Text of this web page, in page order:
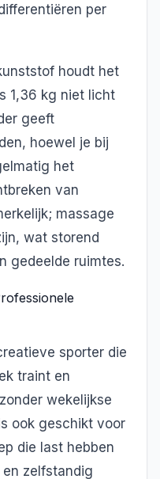
per
houdt het
1,36 kg niet licht
geeft
hoewel je bij
het
van
massage
wat storend
gedeelde ruimtes.
sporter die
traint en
wekelijkse
ook geschikt voor
die last hebben
zelfstandig